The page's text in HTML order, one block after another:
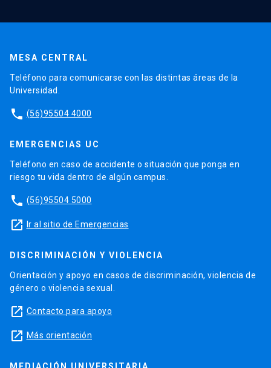
MESA CENTRAL
Teléfono para comunicarse con las distintas áreas de la
Universidad.
phone (56)95504 4000
EMERGENCIAS UC
Teléfono en caso de accidente o situación que ponga en
riesgo tu vida dentro de algún campus.
phone (56)95504 5000
launch Ir al sitio de Emergencias
DISCRIMINACIÓN Y VIOLENCIA
Orientación y apoyo en casos de discriminación, violencia de
género o violencia sexual.
launch Contacto para apoyo
launch Más orientación